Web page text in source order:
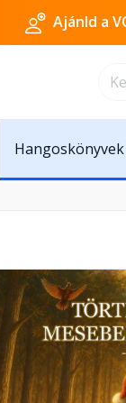
Ajánld a
Hangoskönyvek